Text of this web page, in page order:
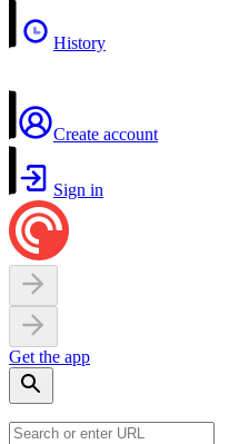
History
Create account
Sign in
Get the app